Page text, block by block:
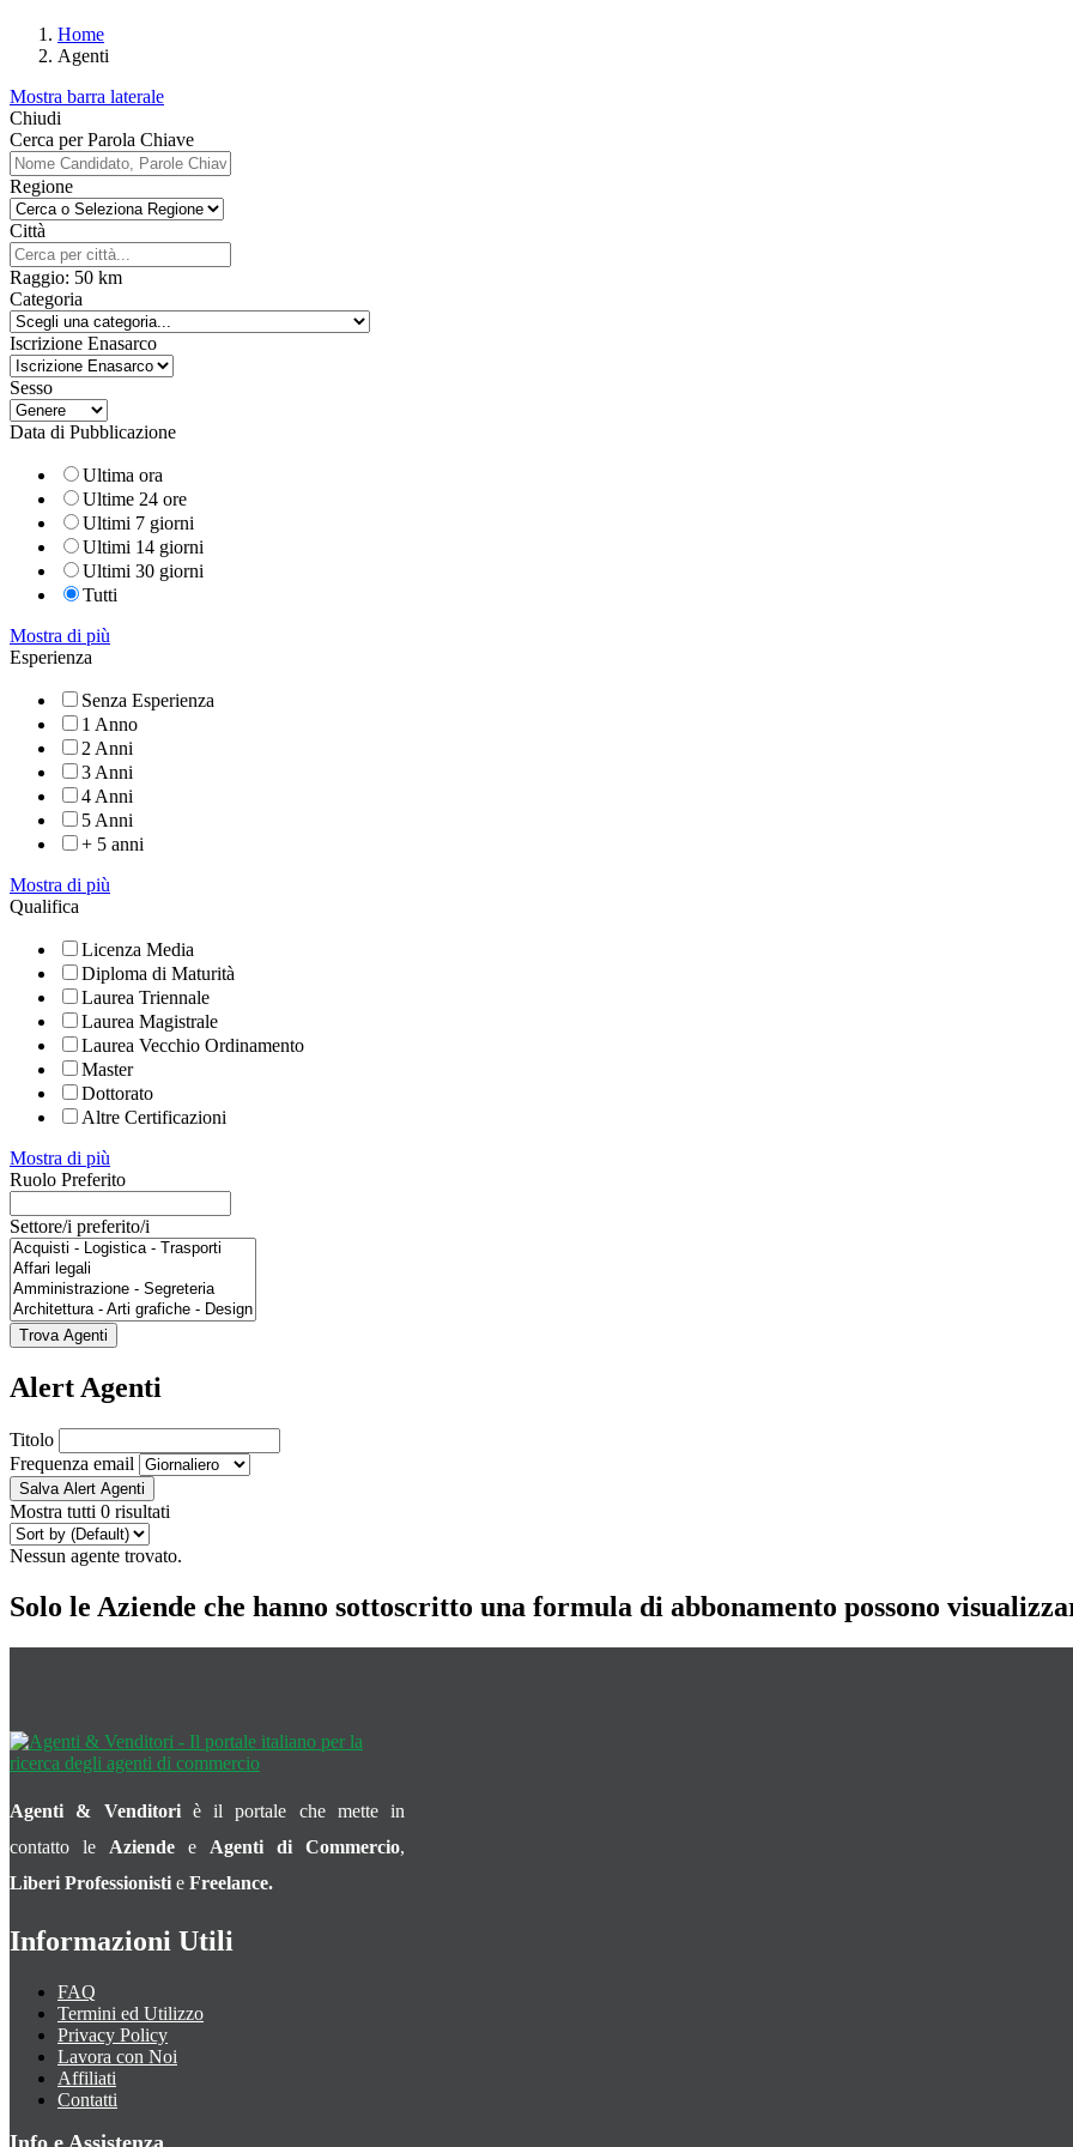
Home
Agenti
Mostra barra laterale
Chiudi
Cerca per Parola Chiave
Regione
Città
Raggio: 50 km
Categoria
Iscrizione Enasarco
Sesso
Data di Pubblicazione
Ultima ora
Ultime 24 ore
Ultimi 7 giorni
Ultimi 14 giorni
Ultimi 30 giorni
Tutti
Mostra di più
Esperienza
Senza Esperienza
1 Anno
2 Anni
3 Anni
4 Anni
5 Anni
+ 5 anni
Mostra di più
Qualifica
Licenza Media
Diploma di Maturità
Laurea Triennale
Laurea Magistrale
Laurea Vecchio Ordinamento
Master
Dottorato
Altre Certificazioni
Mostra di più
Ruolo Preferito
Settore/i preferito/i
Trova Agenti
Alert Agenti
Titolo
Frequenza email
Salva Alert Agenti
Mostra tutti 0 risultati
Nessun agente trovato.
Solo le Aziende che hanno sottoscritto una formula di abbonamento possono
Agenti & Venditoriè il portale che mette in
contatto le Aziende e Agenti di Commercio,
Liberi Professionisti e Freelance.
Informazioni Utili
FAQ
Termini ed Utilizzo
Privacy Policy
Lavora con Noi
Affiliati
Contatti
Info e Assistenza